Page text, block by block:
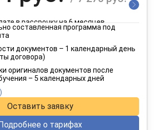
в рассрочку на 6 месяцев
руб. / 3 637 руб.
в рассрочку на 12 месяцев
составленная программа под
документов – 1 календарный день
договора)
оригиналов документов после
– 5 календарных дней
Оставить заявку
о тарифах